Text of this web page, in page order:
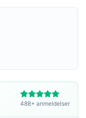
488+ anmeldelser